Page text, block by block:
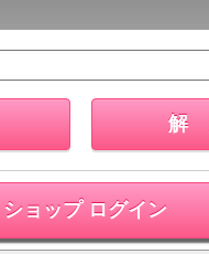
ショップ ログイン